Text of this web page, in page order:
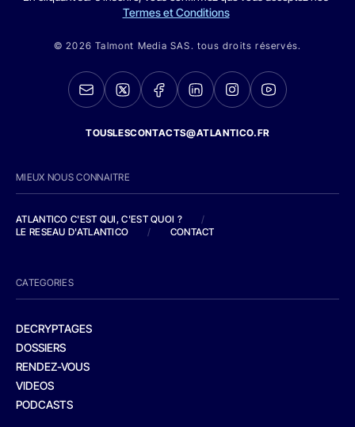
Termes et Conditions
© 2026 Talmont Media SAS. tous droits réservés.
TOUSLESCONTACTS@ATLANTICO.FR
MIEUX NOUS CONNAITRE
ATLANTICO C'EST QUI, C'EST QUOI ?
/
LE RESEAU D'ATLANTICO
/ CONTACT
CATEGORIES
DECRYPTAGES
DOSSIERS
RENDEZ-VOUS
VIDEOS
PODCASTS